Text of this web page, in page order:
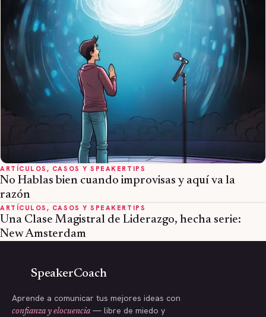
ARTÍCULOS, CASOS Y SPEAKERTIPS
No Hablas bien cuando improvisas y aquí va la
razón
ARTÍCULOS, CASOS Y SPEAKERTIPS
Una Clase Magistral de Liderazgo, hecha serie:
New Amsterdam
SpeakerCoach
Aprende a comunicar tus mejores ideas con
confianza y elocuencia — libre de miedo y